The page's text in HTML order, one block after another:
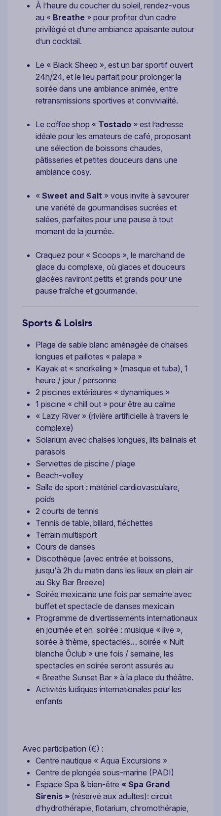
À l’heure du coucher du soleil, rendez-vous
au « Breathe » pour profiter d’un cadre
privilégié et d’une ambiance apaisante autour
d’un cocktail.
Le « Black Sheep », est un bar sportif ouvert
24h/24, et le lieu parfait pour prolonger la
soirée dans une ambiance animée, entre
retransmissions sportives et convivialité.
Le coffee shop « Tostado » est l’adresse
idéale pour les amateurs de café, proposant
une sélection de boissons chaudes,
pâtisseries et petites douceurs dans une
ambiance cosy.
« Sweet and Salt » vous invite à savourer
une variété de gourmandises sucrées et
salées, parfaites pour une pause à tout
moment de la journée.
Craquez pour « Scoops », le marchand de
glace du complexe, où glaces et douceurs
glacées raviront petits et grands pour une
pause fraîche et gourmande.
Sports & Loisirs
Plage de sable blanc aménagée de chaises
longues et paillotes « palapa »
Kayak et « snorkeling » (masque et tuba), 1
heure / jour / personne
2 piscines extérieures « dynamiques »
1 piscine « chill out » pour être au calme
« Lazy River » (rivière artificielle à travers le
complexe)
Solarium avec chaises longues, lits balinais et
parasols
Serviettes de piscine / plage
Beach-volley
Salle de sport : matériel cardiovasculaire,
poids
2 courts de tennis
Tennis de table, billard, fléchettes
Terrain multisport
Cours de danses
Discothèque (avec entrée et boissons,
jusqu'à 2h du matin dans les lieux en plein air
au Sky Bar Breeze)
Soirée mexicaine une fois par semaine avec
buffet et spectacle de danses mexicain
Programme de divertissements internationaux
en journée et en soirée : musique « live »,
soirée à thème, spectacles… soirée « Nuit
blanche Ôclub » une fois / semaine, les
spectacles en soirée seront assurés au
« Breathe Sunset Bar » à la place du théâtre.
Activités ludiques internationales pour les
enfants
Avec participation (€) :
Centre nautique « Aqua Excursions »
Centre de plongée sous-marine (PADI)
Espace Spa & bien-être « Spa Grand
Sirenis » (réservé aux adultes): circuit
d’hydrothérapie, flotarium, chromothérapie,